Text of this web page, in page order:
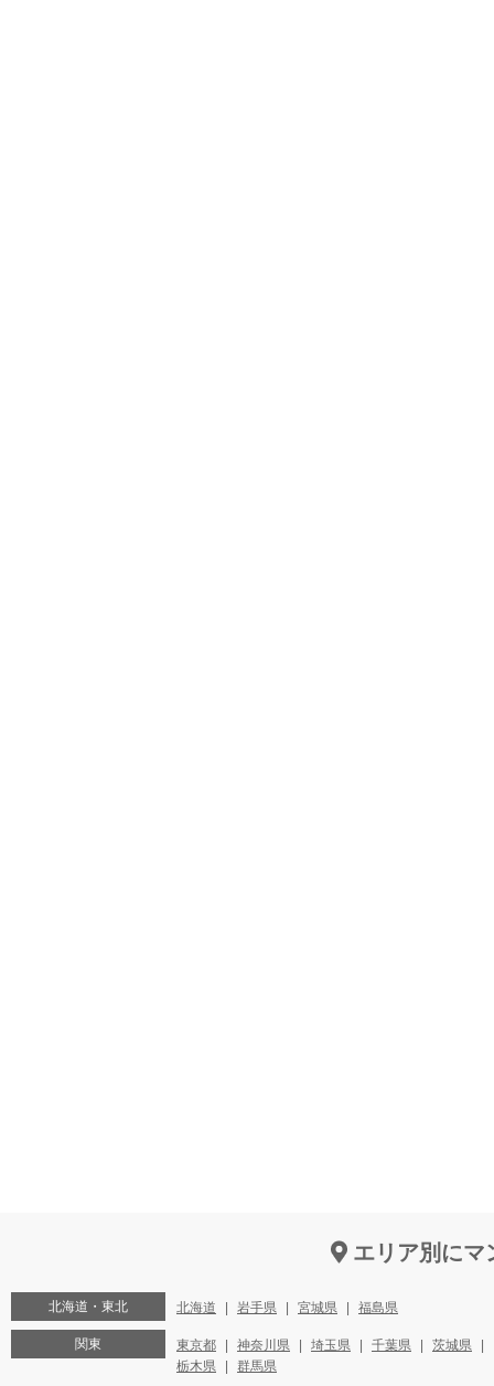
エリア別にマ
北海道・東北 北海道 岩手県 宮城県 福島県
関東 東京都 神奈川県 埼玉県 千葉県
茨城県
栃木県
群馬県